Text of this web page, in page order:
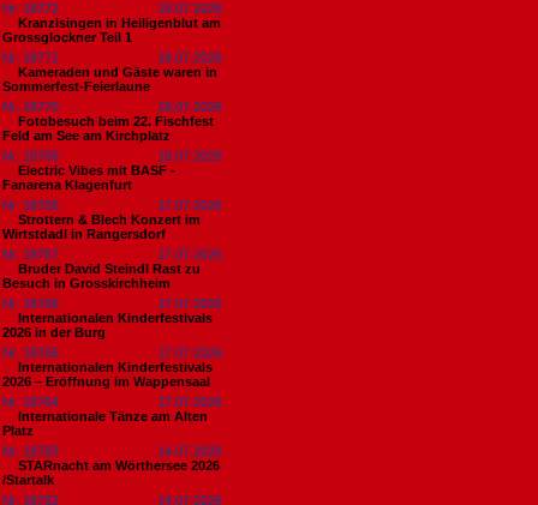
Nr. 18772
19.07.2026
Kranzlsingen in Heiligenblut am
Grossglockner Teil 1
Nr. 18771
19.07.2026
Kameraden und Gäste waren in
Sommerfest-Feierlaune
Nr. 18770
18.07.2026
Fotobesuch beim 22. Fischfest
Feld am See am Kirchplatz
Nr. 18769
18.07.2026
Electric Vibes mit BASF -
Fanarena Klagenfurt
Nr. 18768
17.07.2026
Strottern & Blech Konzert im
Wirtstdadl in Rangersdorf
Nr. 18767
17.07.2026
Bruder David Steindl Rast zu
Besuch in Grosskirchheim
Nr. 18766
17.07.2026
Internationalen Kinderfestivals
2026 in der Burg
Nr. 18765
17.07.2026
Internationalen Kinderfestivals
2026 – Eröffnung im Wappensaal
Nr. 18764
17.07.2026
Internationale Tänze am Alten
Platz
Nr. 18763
14.07.2026
STARnacht am Wörthersee 2026
/Startalk
Nr. 18762
14.07.2026